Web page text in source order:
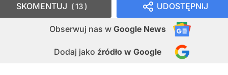
UDOSTĘPNIJ
Obserwuj nas w Google News
Dodaj jako źródło w Google
SKOMENTUJ 13